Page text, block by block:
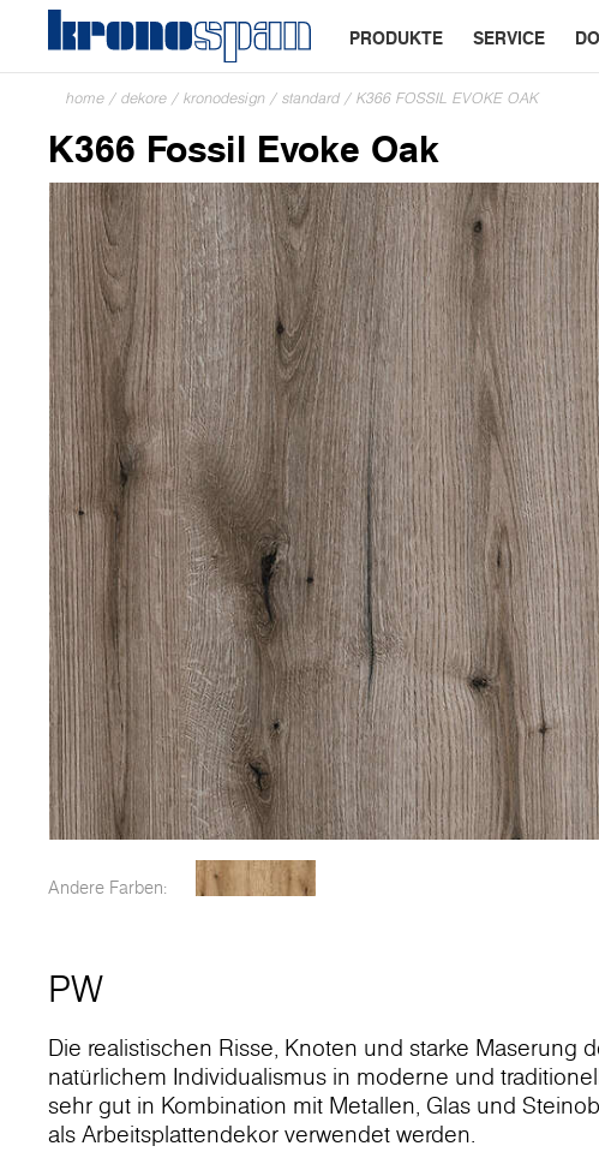
PRODUKTE SERVICE
home / dekore / kronodesign / standard / K366 FOSSIL EVOKE OAK
K366 Fossil Evoke Oak
Andere Farben:
PW
Die realistischen Risse, Knoten und starke Maserung
natürlichem Individualismus in moderne und
sehr gut in Kombination mit Metallen, Glas und
als Arbeitsplattendekor verwendet werden.